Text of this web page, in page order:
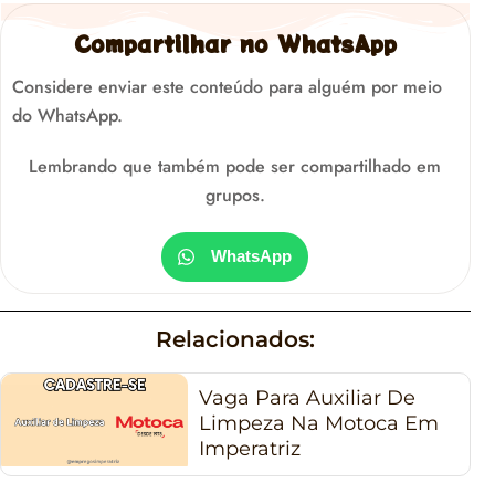
Compartilhar no WhatsApp
Considere enviar este conteúdo para alguém por meio
do WhatsApp.
Lembrando que também pode ser compartilhado em
grupos.
WhatsApp
Relacionados:
Vaga Para Auxiliar De
Limpeza Na Motoca Em
Imperatriz